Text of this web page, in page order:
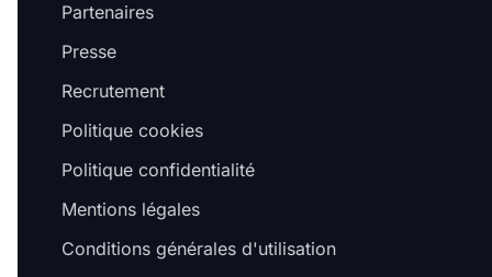
Partenaires
Presse
Recrutement
Politique cookies
Politique confidentialité
Mentions légales
Conditions générales d'utilisation